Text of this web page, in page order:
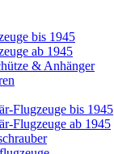
bis 1945
ab 1945
& Anhänger
Flugzeuge bis 1945
Flugzeuge ab 1945